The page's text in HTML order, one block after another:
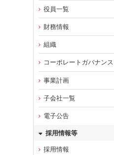
役員一覧
財務情報
組織
コーポレートガバナンス
事業計画
子会社一覧
電子公告
採用情報等
採用情報